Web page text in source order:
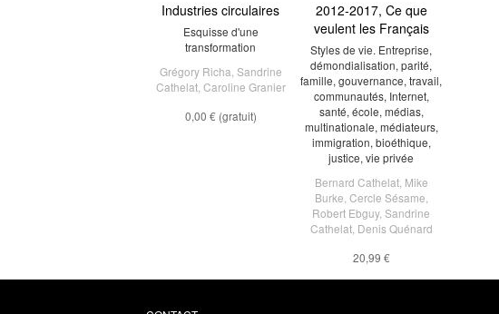
Industries circulaires
Esquisse d'une
transformation
Grégory Richa Sandrine
Cathelat, Caroline Granier
0,00 € (gratuit)
2012-2017, Ce que
veulent les Français
Styles de vie. Entreprise,
démondialisation, parité,
famille, gouvernance, travail,
communautés, Internet,
santé, école, médias,
multinationale, médiateurs,
immigration, bioéthique,
justice, vie privée
Bernard Cathelat, Mike
Burke Cercle Sésame
Robert Ebguy, Sandrine
Cathelat, Denis Quénard
20,99 €